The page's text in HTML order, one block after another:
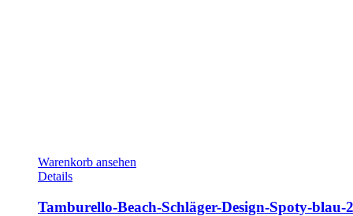
Warenkorb ansehen
Details
Tamburello-Beach-Schläger-Design-Spoty-blau-